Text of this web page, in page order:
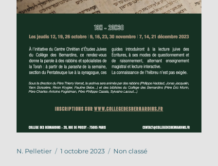
Auteur
N. Pelletier
Publié
1 octobre 2023 Catégories
Non classé